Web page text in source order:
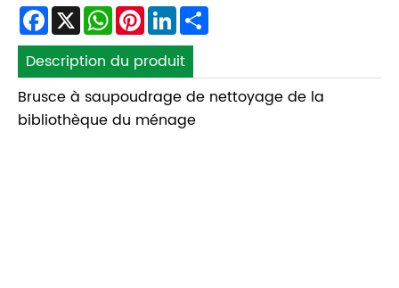
Facebook
X WhatsApp
Pinterest
LinkedIn
Description du produit
Brusce à saupoudrage de nettoyage de la
bibliothèque du ménage